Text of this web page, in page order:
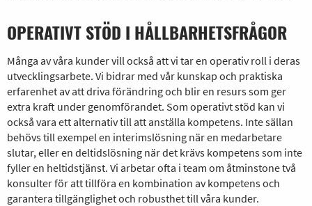
OPERATIVT STÖD I HÅLLBARHETSFRÅGOR
Många av våra kunder vill också att vi tar en operativ roll i deras
utvecklingsarbete. Vi bidrar med vår kunskap och praktiska
erfarenhet av att driva förändring och blir en resurs som ger
extra kraft under genomförandet.​ Som operativt stöd kan vi
också vara ett alternativ till att anställa kompetens. Inte sällan
behövs till exempel en interimslösning när en medarbetare
slutar, eller en deltidslösning när det krävs kompetens som inte
fyller en heltidstjänst. Vi arbetar ofta i team om åtminstone två
konsulter för att tillföra en kombination av kompetens och
garantera tillgänglighet och robusthet till våra kunder.